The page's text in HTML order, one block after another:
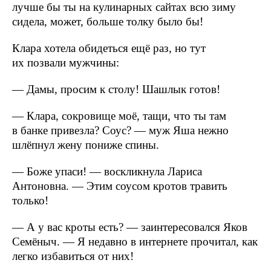
лучше бы ты на кулинарных сайтах всю зиму
сидела, может, больше толку было бы!
Клара хотела обидеться ещё раз, но тут
их позвали мужчины:
— Дамы, просим к столу! Шашлык готов!
— Клара, сокровище моё, тащи, что ты там
в банке привезла? Соус? — муж Яша нежно
шлёпнул жену пониже спины.
— Боже упаси! — воскликнула Лариса
Антоновна. — Этим соусом кротов травить
только!
— А у вас кроты есть? — заинтересовался Яков
Семёныч. — Я недавно в интернете прочитал, как
легко избавиться от них!